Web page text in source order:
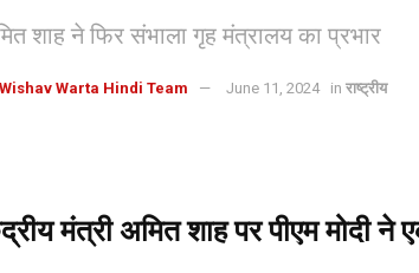
शाह ने फिर संभाला गृह मंत्रालय का प्रभार
Wishav Warta Hindi Team June 11, 2024 in राष्ट्रीय
मंत्री अमित शाह पर पीएम मोदी ने